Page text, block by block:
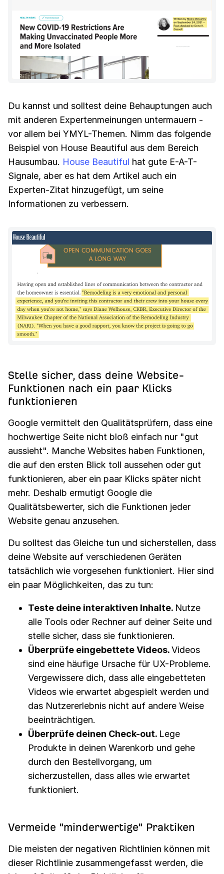
Du kannst und solltest deine Behauptungen auch
mit anderen Expertenmeinungen untermauern -
vor allem bei YMYL-Themen. Nimm das folgende
Beispiel von House Beautiful aus dem Bereich
Hausumbau. House Beautiful hat gute E-A-T-
Signale, aber es hat dem Artikel auch ein
Experten-Zitat hinzugefügt, um seine
Informationen zu verbessern.
Stelle sicher, dass deine Website-
Funktionen nach ein paar Klicks
funktionieren
Google vermittelt den Qualitätsprüfern, dass eine
hochwertige Seite nicht bloß einfach nur "gut
aussieht". Manche Websites haben Funktionen,
die auf den ersten Blick toll aussehen oder gut
funktionieren, aber ein paar Klicks später nicht
mehr. Deshalb ermutigt Google die
Qualitätsbewerter, sich die Funktionen jeder
Website genau anzusehen.
Du solltest das Gleiche tun und sicherstellen, dass
deine Website auf verschiedenen Geräten
tatsächlich wie vorgesehen funktioniert. Hier sind
ein paar Möglichkeiten, das zu tun:
Teste deine interaktiven Inhalte. Nutze
alle Tools oder Rechner auf deiner Seite und
stelle sicher, dass sie funktionieren.
Überprüfe eingebettete Videos.Videos
sind eine häufige Ursache für UX-Probleme.
Vergewissere dich, dass alle eingebetteten
Videos wie erwartet abgespielt werden und
das Nutzererlebnis nicht auf andere Weise
beeinträchtigen.
Überprüfe deinen Check-out. Lege
Produkte in deinen Warenkorb und gehe
durch den Bestellvorgang, um
sicherzustellen, dass alles wie erwartet
funktioniert.
Vermeide "minderwertige" Praktiken
Die meisten der negativen Richtlinien können mit
dieser Richtlinie zusammengefasst werden, die